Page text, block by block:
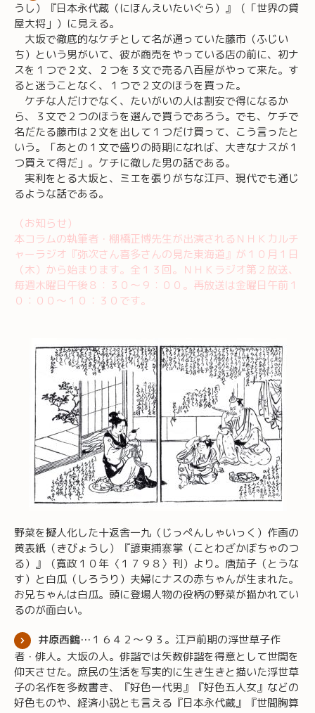
うし）『日本永代蔵（にほんえいたいぐら）』（「世界の貸
屋大将」）に見える。
大坂で徹底的なケチとして名が通っていた藤市（ふじい
ち）という男がいて、彼が商売をやっている店の前に、初ナ
スを１つで２文、２つを３文で売る八百屋がやって来た。す
ると迷うことなく、１つで２文のほうを買った。
ケチな人だけでなく、たいがいの人は割安で得になるか
ら、３文で２つのほうを選んで買うであろう。でも、ケチで
名だたる藤市は２文を出して１つだけ買って、こう言ったと
いう。「あとの１文で盛りの時期になれば、大きなナスが１
つ買えて得だ」。ケチに徹した男の話である。
実利をとる大坂と、ミエを張りがちな江戸、現代でも通じ
るような話である。
（お知らせ）
本コラムの執筆者・棚橋正博先生が出演されるＮＨＫカルチ
ャーラジオ『弥次さん喜多さんの見た東海道』が１０月１日
（木）から始まります。全１３回。ＮＨＫラジオ第２放送、
毎週木曜日午後８：３０～９：００。再放送は金曜日午前１
０：００～１０：３０です。
野菜を擬人化した十返舎一九（じっぺんしゃいっく）作画の
黄表紙（きびょうし）『諺東捕寨掌（ことわざかぼちゃのつ
る）』（寛政１０年〈１７９８〉刊）より。唐茄子（とうな
す）と白瓜（しろうり）夫婦にナスの赤ちゃんが生まれた。
お兄ちゃんは白瓜。頭に登場人物の役柄の野菜が描かれてい
るのが面白い。
井原西鶴… １６４２～９３。江戸前期の浮世草子作
者・俳人。大坂の人。俳諧では矢数俳諧を得意として世間を
仰天させた。庶民の生活を写実的に生き生きと描いた浮世草
子の名作を多数書き、『好色一代男』『好色五人女』などの
好色ものや、経済小説とも言える『日本永代蔵』『世間胸算